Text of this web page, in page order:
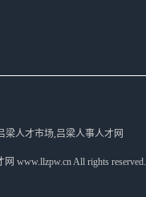
梁人才市场,吕梁人事人才网
www.llzpw.cn All rights reserved.